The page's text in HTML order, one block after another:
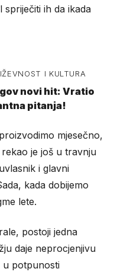
spriječiti ih da ikada
I KULTURA
novi hit: Vratio
pitanja!
mjesečno,
je još u travnju
i glavni
kada dobijemo
lete.
postoji jedna
daje neprocjenjivu
u potpunosti